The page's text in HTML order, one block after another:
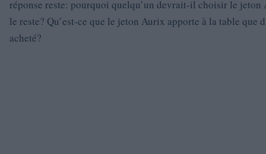
réponse reste: pourquoi quelqu’un devrait-il choisir le
le reste? Qu’est-ce que le jeton Aurix apporte à la table que
acheté?